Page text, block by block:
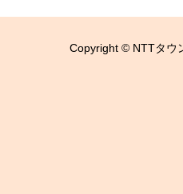
Copyright © NTTタウ